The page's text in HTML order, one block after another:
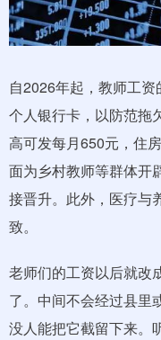
自2026年起，教师工
个人银行卡，以防范拖
高可发每月650元，住
面为乡村教师等群体开
接晋升。此外，医疗与
致。
老师们的工资以后就改
了。中间不会经过县里
没人能把它截留下来。